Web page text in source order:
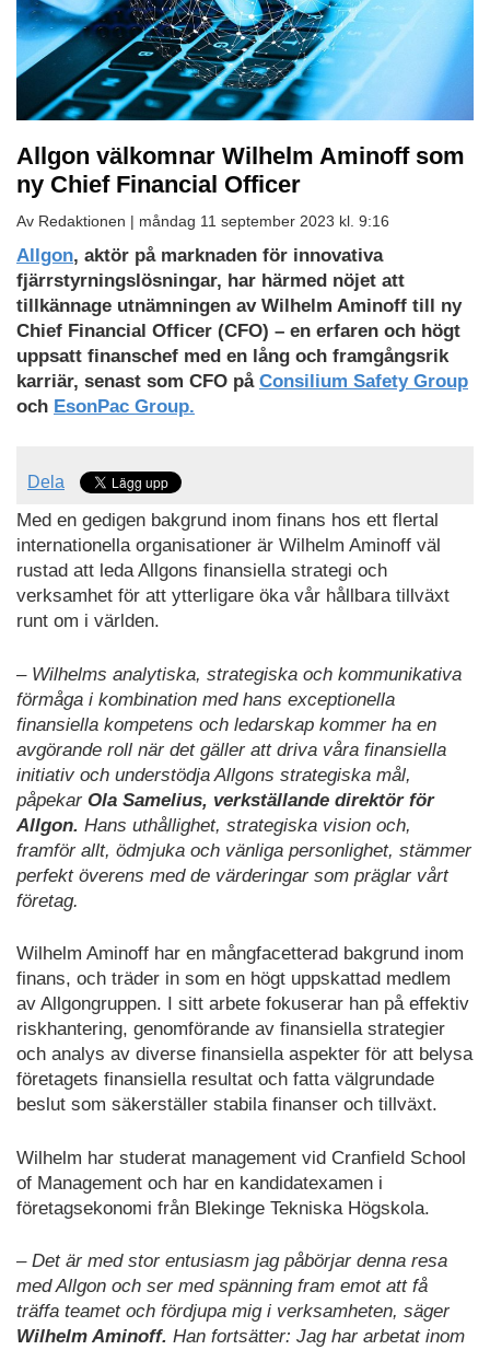
Allgon välkomnar Wilhelm Aminoff som
ny Chief Financial Officer
Av Redaktionen | måndag 11 september 2023 kl. 9:16
Allgon, aktör på marknaden för innovativa
fjärrstyrningslösningar, har härmed nöjet att
tillkännage utnämningen av Wilhelm Aminoff till ny
Chief Financial Officer (CFO) – en erfaren och högt
uppsatt finanschef med en lång och framgångsrik
karriär, senast som CFO på Consilium Safety Group
och EsonPac Group.
Dela
Med en gedigen bakgrund inom finans hos ett flertal
internationella organisationer är Wilhelm Aminoff väl
rustad att leda Allgons finansiella strategi och
verksamhet för att ytterligare öka vår hållbara tillväxt
runt om i världen.
– Wilhelms analytiska, strategiska och kommunikativa
förmåga i kombination med hans exceptionella
finansiella kompetens och ledarskap kommer ha en
avgörande roll när det gäller att driva våra finansiella
initiativ och understödja Allgons strategiska mål,
påpekar Ola Samelius, verkställande direktör för
Allgon. Hans uthållighet, strategiska vision och,
framför allt, ödmjuka och vänliga personlighet, stämmer
perfekt överens med de värderingar som präglar vårt
företag.
Wilhelm Aminoff har en mångfacetterad bakgrund inom
finans, och träder in som en högt uppskattad medlem
av Allgongruppen. I sitt arbete fokuserar han på effektiv
riskhantering, genomförande av finansiella strategier
och analys av diverse finansiella aspekter för att belysa
företagets finansiella resultat och fatta välgrundade
beslut som säkerställer stabila finanser och tillväxt.
Wilhelm har studerat management vid Cranfield School
of Management och har en kandidatexamen i
företagsekonomi från Blekinge Tekniska Högskola.
– Det är med stor entusiasm jag påbörjar denna resa
med Allgon och ser med spänning fram emot att få
träffa teamet och fördjupa mig i verksamheten, säger
Wilhelm Aminoff. Han fortsätter: Jag har arbetat inom